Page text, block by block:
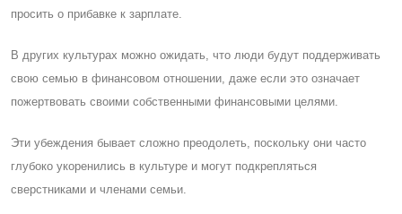
просить о прибавке к зарплате.
В других культурах можно ожидать, что люди будут поддерживать
свою семью в финансовом отношении, даже если это означает
пожертвовать своими собственными финансовыми целями.
Эти убеждения бывает сложно преодолеть, поскольку они часто
глубоко укоренились в культуре и могут подкрепляться
сверстниками и членами семьи.